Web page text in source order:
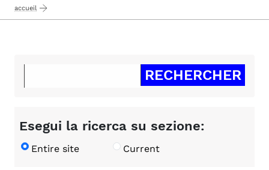
accueil
Esegui la ricerca su sezione:
Entire site Current